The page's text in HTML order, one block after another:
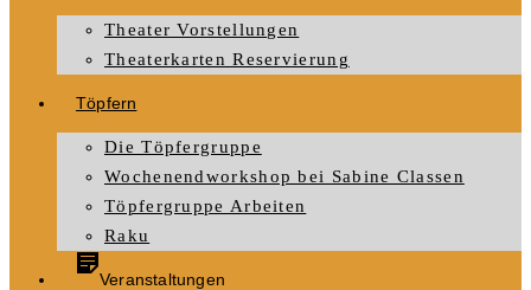
Theater Vorstellungen
Theaterkarten Reservierung
Töpfern
Die Töpfergruppe
Wochenendworkshop bei Sabine Classen
Töpfergruppe Arbeiten
Raku
Veranstaltungen